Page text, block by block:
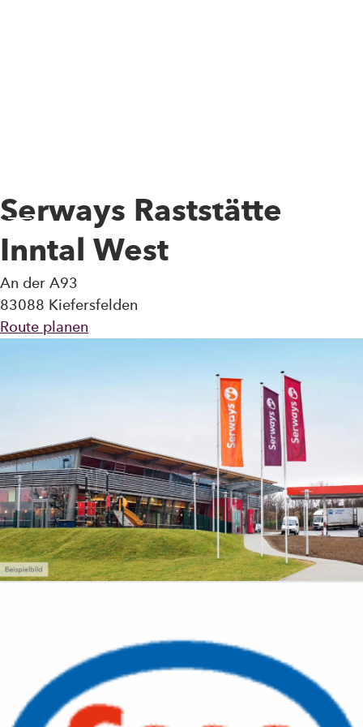
Toggle Menu
Serways Raststätte
Inntal West
An der A93
83088 Kiefersfelden
Route planen